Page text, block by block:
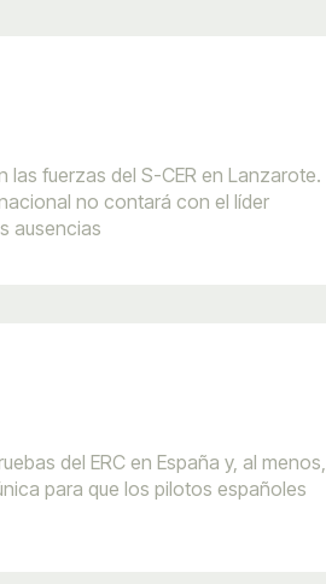
fuerzas del S-CER en Lanzarote.
no contará con el líder
ausencias
del ERC en España y, al menos,
para que los pilotos españoles